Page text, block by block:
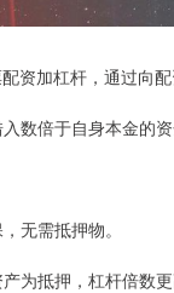
资加杠杆，通过向
数倍于自身本金的
无需抵押物。
为抵押，杠杆倍数更